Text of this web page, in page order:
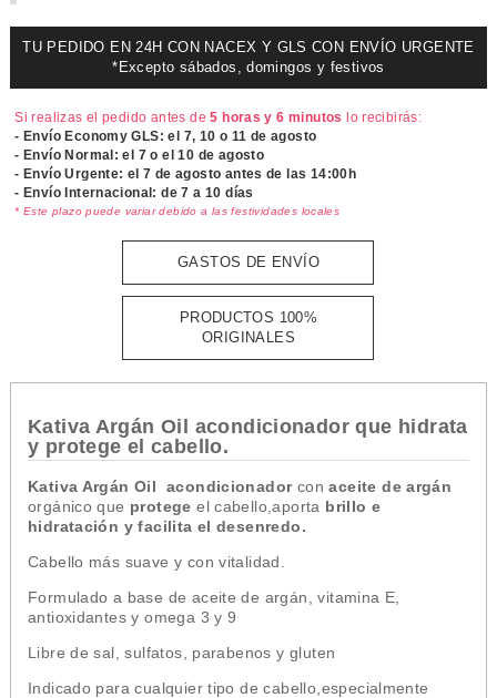
TU PEDIDO EN 24H CON NACEX Y GLS CON ENVÍO URGENTE
*Excepto sábados, domingos y festivos
Si realizas el pedido antes de5 horas y 6 minutos
lo recibirás:
- Envío Economy GLS: el 7, 10 o 11 de agosto
- Envío Normal: el 7 o el 10 de agosto
- Envío Urgente: el7 de agosto antes de las 14:00h
- Envío Internacional: de 7 a 10 días
* Este plazo puede variar debido a las festividades locales
GASTOS DE ENVÍO
PRODUCTOS 100%
ORIGINALES
Kativa Argán Oil acondicionador que hidrata
y protege el cabello.
Kativa Argán Oil acondicionadorconaceite de argán
orgánico que protege el cabello,aporta brillo e
hidratación y facilita el desenredo.
Cabello más suave y con vitalidad.
Formulado a base de aceite de argán, vitamina E,
antioxidantes y omega 3 y 9
Libre de sal, sulfatos, parabenos y gluten
Indicado para cualquier tipo de cabello,especialmente